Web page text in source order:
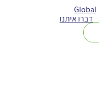
Global
דברו איתנו